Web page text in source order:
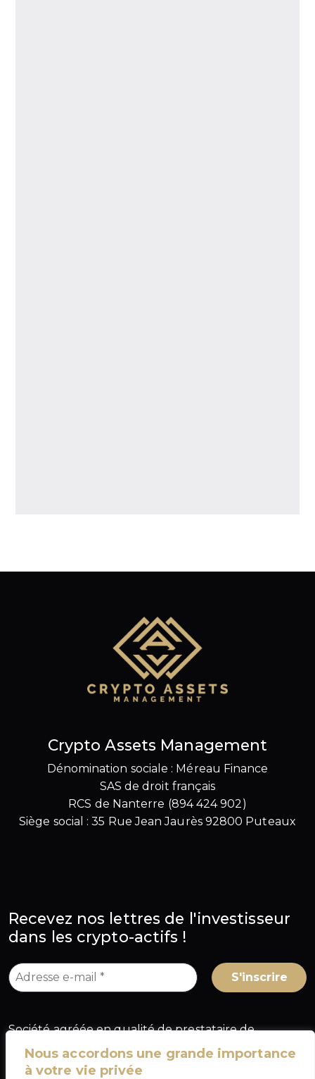
Nous accordons une grande importance
à votre vie privée
Crypto Assets Management
Dénomination sociale : Méreau Finance
SAS de droit français
RCS de Nanterre (894 424 902)
Siège social : 35 Rue Jean Jaurès 92800 Puteaux
Recevez nos lettres de l'investisseur
dans les crypto-actifs !
Société agréée en qualité de prestataire de
services sur crypto-actifs (PSCA) au titre du
règlement européen MiCA, sous le numéro